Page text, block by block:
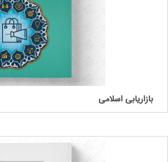
بازاریابی اسلامی